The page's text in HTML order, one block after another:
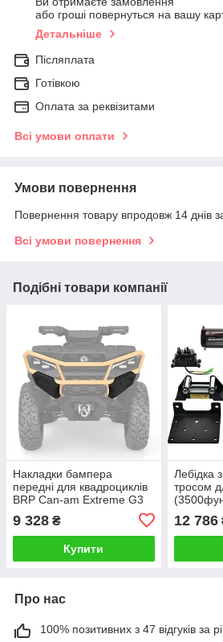
або гроші повернуться на вашу
Детальніше
Післяплата
Готівкою
Оплата за реквізитами
Всі умови оплати
Умови повернення
Повернення товару впродовж 14 днів
Всі умови повернення
Подібні товари компанії
Накладки бампера
передні для квадроциклів
BRP Can-am Extreme G3
XMR),715009293
9 328 ₴
Купити
Лебідка
тросом
12 786
Про нас
100% позитивних з 47 відгуків за